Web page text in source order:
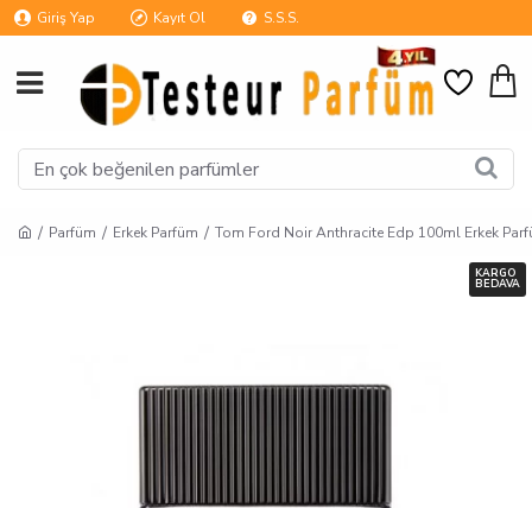
Giriş Yap Kayıt Ol S.S.S.
Parfüm Erkek Parfüm Tom Ford Noir Anthracite Edp 100ml Erkek
KARGO
BEDAVA